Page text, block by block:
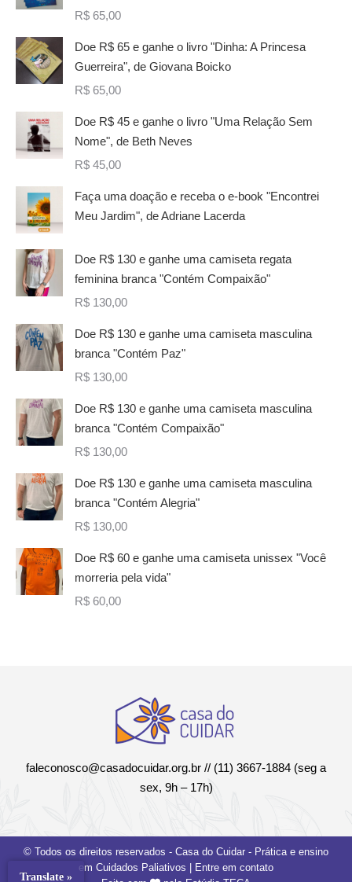
R$ 65,00
Doe R$ 65 e ganhe o livro "Dinha: A Princesa
Guerreira", de Giovana Boicko
R$ 65,00
Doe R$ 45 e ganhe o livro "Uma Relação Sem
Nome", de Beth Neves
R$ 45,00
Faça uma doação e receba o e-book "Encontrei
Meu Jardim", de Adriane Lacerda
Doe R$ 130 e ganhe uma camiseta regata
feminina branca "Contém Compaixão"
R$ 130,00
Doe R$ 130 e ganhe uma camiseta masculina
branca "Contém Paz"
R$ 130,00
Doe R$ 130 e ganhe uma camiseta masculina
branca "Contém Compaixão"
R$ 130,00
Doe R$ 130 e ganhe uma camiseta masculina
branca "Contém Alegria"
R$ 130,00
Doe R$ 60 e ganhe uma camiseta unissex "Você
morreria pela vida"
R$ 60,00
faleconosco@casadocuidar.org.br // (11) 3667-1884 (seg a
sex, 9h – 17h)
© Todos os direitos reservados - Casa do Cuidar - Prática e ensino
em Cuidados Paliativos |
Entre em contato
Translate »